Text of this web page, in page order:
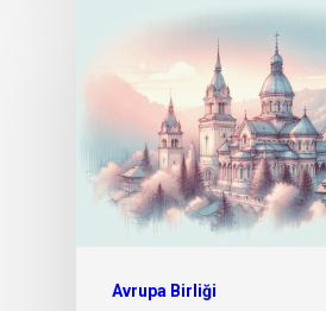
Avrupa Birliği